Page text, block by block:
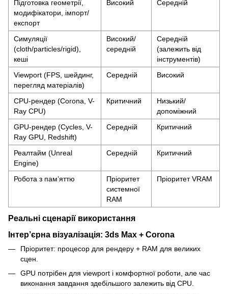
Підготовка геометрії,
модифікатори, імпорт/
експорт
Високий Середній
Симуляції
(cloth/particles/rigid),
кеші
Високий/
середній
Середній
(залежить від
інструментів)
Viewport (FPS, шейдинг,
перегляд матеріалів)
Середній Високий
CPU-рендер (Corona, V-
Ray CPU)
Критичний
Низький/
допоміжний
GPU-рендер (Cycles, V-
Ray GPU, Redshift)
Середній Критичний
Реалтайм (Unreal
Engine)
Середній Критичний
Робота з пам’яттю
Пріоритет
системної
RAM
Пріоритет VRAM
Реальні сценарії використання
Інтер’єрна візуалізація: 3ds Max + Corona
Пріоритет: процесор для рендеру + RAM для великих
сцен.
GPU потрібен для viewport і комфортної роботи, але час
виконання завдання здебільшого залежить від CPU.